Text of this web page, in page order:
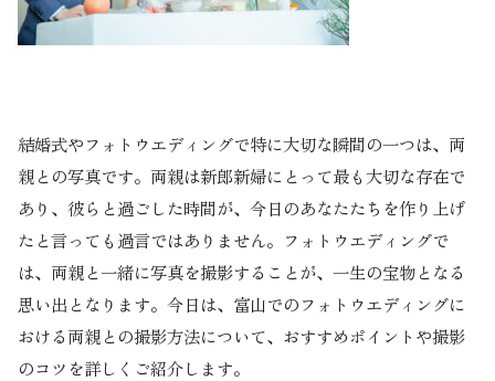
結婚式やフォトウエディングで特に大切な瞬間の一つは、両
親との写真です。両親は新郎新婦にとって最も大切な存在で
あり、彼らと過ごした時間が、今日のあなたたちを作り上げ
たと言っても過言ではありません。フォトウエディングで
は、両親と一緒に写真を撮影することが、一生の宝物となる
思い出となります。今日は、富山でのフォトウエディングに
おける両親との撮影方法について、おすすめポイントや撮影
のコツを詳しくご紹介します。